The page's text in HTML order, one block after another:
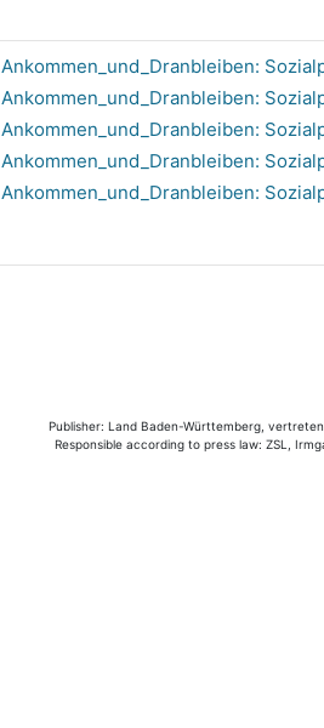
Ankommen_und_Dranbleiben:
Ankommen_und_Dranbleiben:
Ankommen_und_Dranbleiben:
Ankommen_und_Dranbleiben:
Ankommen_und_Dranbleiben:
Publisher: Land Baden-Württemberg,
Responsible according to press law: ZSL,